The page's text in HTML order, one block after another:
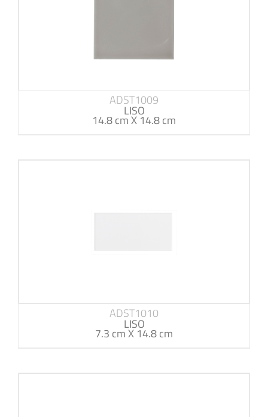
ADST1009
LISO
14.8 cm X 14.8 cm
ADST1010
LISO
7.3 cm X 14.8 cm